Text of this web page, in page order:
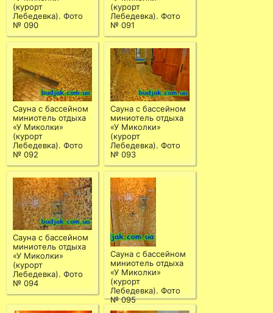
(курорт
Лебедевка). Фото
№ 090
(курорт
Лебедевка). Фото
№ 091
Сауна с бассейном
миниотель отдыха
«У Миколки»
(курорт
Лебедевка). Фото
№ 092
Сауна с бассейном
миниотель отдыха
«У Миколки»
(курорт
Лебедевка). Фото
№ 093
Сауна с бассейном
миниотель отдыха
«У Миколки»
(курорт
Лебедевка). Фото
№ 094
Сауна с бассейном
миниотель отдыха
«У Миколки»
(курорт
Лебедевка). Фото
№ 095